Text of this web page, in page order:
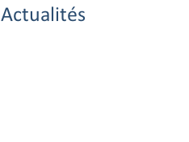
Actualités